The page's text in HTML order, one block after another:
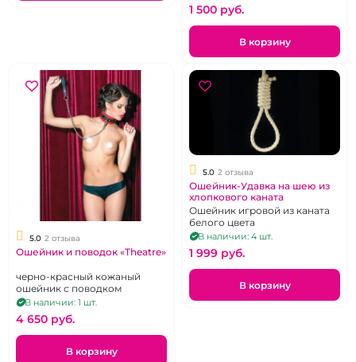
1 500 pуб.
В корзину
5.0 2 отзыва
Ошейник и поводок «Theatre»
черно-красный кожаный
ошейник с поводком
В наличии: 1 шт.
4 650 pуб.
В корзину
5.0 2 отзыва
Ошейник-Удавка на шею из
хлопкового каната
Ошейник игровой из каната
белого цвета
В наличии: 4 шт.
1 999 pуб.
В корзину